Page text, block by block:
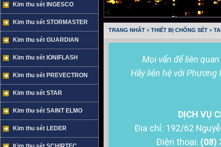
Kim thu sét INGESCO
Kim thu sét STORMASTER
Kim thu sét GUARDIAN
Kim thu sét IONIFLASH
Kim thu sét PREVECTRON
Kim thu sét STAR
Kim thu sét SAINT ELMO
Kim thu sét LEDER
TRANG NHẤT » THIẾT BỊ CHỐNG SÉT »
Mọi vấn đế liên
Hãy liên hệ với
DỊCH VỤ
Địa chỉ: 192/62
Điện thoại: (08)